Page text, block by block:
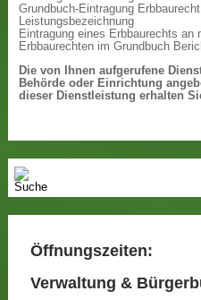
Grundbuch-Eintragung Erbbaurecht
Leistungsbezeichnung
Eintragung eines Erbbaurechts an
Erbbaurechten im Grundbuch
Die von Ihnen aufgerufene
Behörde oder Einrichtung
dieser Dienstleistung erhalten
Öffnungszeiten:
Verwaltung &